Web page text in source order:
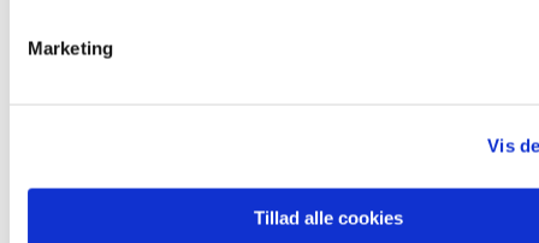
Marketing
Vis
Tillad alle cookies
kirkefunktionærer med kerneopgaver som
henholdsvis kordegn,
Aftalerne kan ses på www.folkekirkenspersonale.dk.
Der er uddannelseskrav til stillingen. Se § 14 og 15 i
Cirkulære nr. 10001 af 12/11 2019.